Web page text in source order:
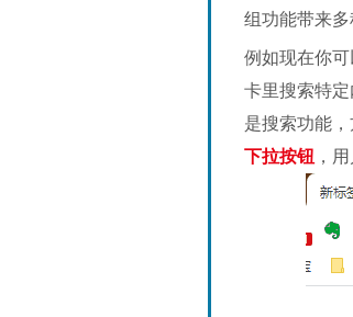
组功能带来多
例如现在你
卡里搜索特
是搜索功能
下拉按钮 ，